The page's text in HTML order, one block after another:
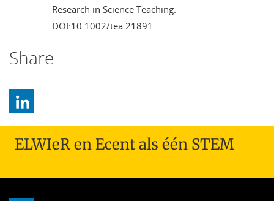
Research in Science Teaching.
DOI:10.1002/tea.21891
Share
ELWIeR en Ecent als één STEM